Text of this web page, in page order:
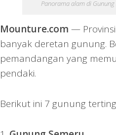
Panorama alam di
Mounture.com —
banyak deretan gunung.
pemandangan yang
pendaki.
Berikut ini 7 gunung